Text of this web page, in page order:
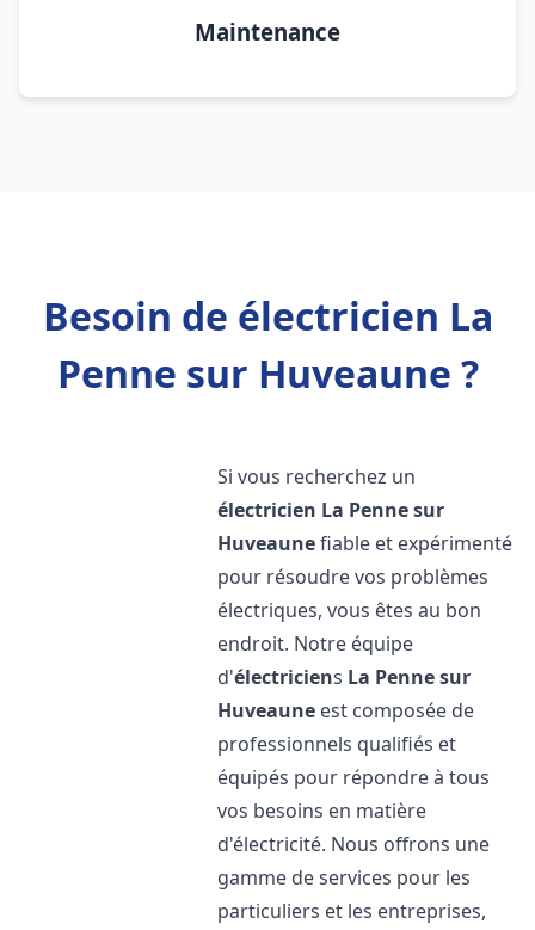
Maintenance
Besoin de électricien La
Penne sur Huveaune ?
Si vous recherchez un
électricien La Penne sur
Huveaunefiable et expérimenté
pour résoudre vos problèmes
électriques, vous êtes au bon
endroit. Notre équipe
d'électriciens La Penne sur
Huveaune est composée de
professionnels qualifiés et
équipés pour répondre à tous
vos besoins en matière
d'électricité. Nous offrons une
gamme de services pour les
particuliers et les entreprises,